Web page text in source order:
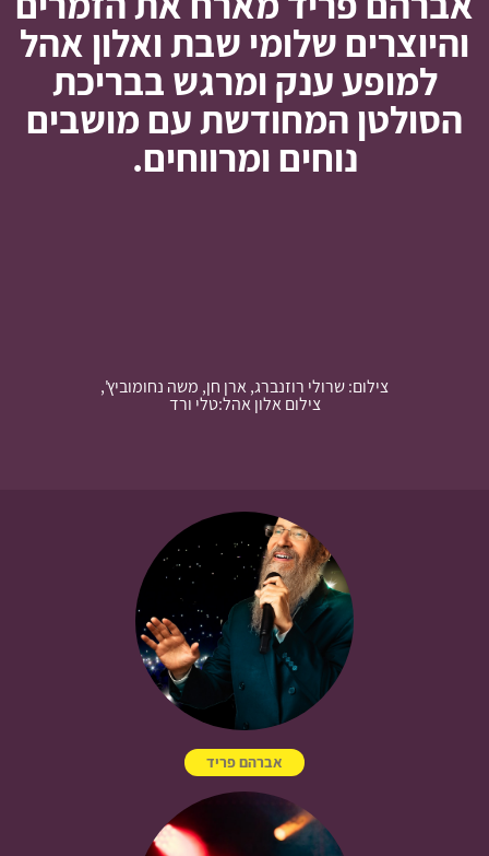
והיוצרים שלומי שבת ואלון אהל
למופע ענק ומרגש בבריכת
הסולטן המחודשת עם מושבים
נוחים ומרווחים.
צילום: שרולי רוזנברג, ארן חן, משה נחומוביץ',
צילום אלון אהל:טלי ורד
אברהם פריד